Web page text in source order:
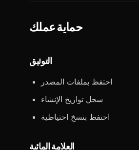
حماية عملك
التوثيق
احتفظ بملفات المصدر
سجل تواريخ الإنشاء
احتفظ بنسخ احتياطية
العلامة المائية